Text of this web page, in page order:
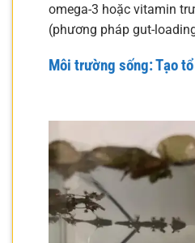
omega-3 hoặc vitamin
(phương pháp gut-
Môi trường sống: Tạo